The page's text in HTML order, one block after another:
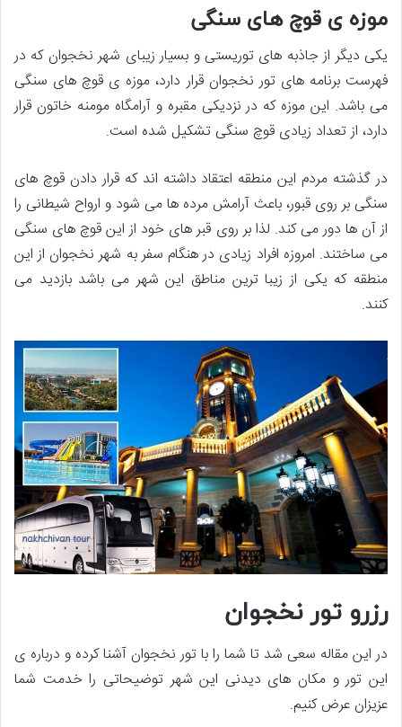
موزه ی قوچ های سنگی
یکی دیگر از جاذبه های توریستی و بسیار زیبای شهر نخجوان که در
فهرست برنامه های تور نخجوان قرار دارد، موزه ی قوچ های سنگی
می باشد. این موزه که در نزدیکی مقبره و آرامگاه مومنه خاتون قرار
دارد، از تعداد زیادی قوچ سنگی تشکیل شده است.
در گذشته مردم این منطقه اعتقاد داشته اند که قرار دادن قوچ های
سنگی بر روی قبور، باعث آرامش مرده ها می شود و ارواح شیطانی را
از آن ها دور می کند. لذا بر روی قبر های خود از این قوچ های سنگی
می ساختند. امروزه افراد زیادی در هنگام سفر به شهر نخجوان از این
منطقه که یکی از زیبا ترین مناطق این شهر می باشد بازدید می
کنند.
رزرو تور نخجوان
در این مقاله سعی شد تا شما را با تور نخجوان آشنا کرده و درباره ی
این تور و مکان های دیدنی این شهر توضیحاتی را خدمت شما
عزیزان عرض کنیم.